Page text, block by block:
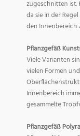
zugeschnitten ist.
da sie in der
den Innenbereich
Pflanzgefäß
Viele Varianten
vielen Formen
Innenbereich
gesammelte
Pflanzgefäß